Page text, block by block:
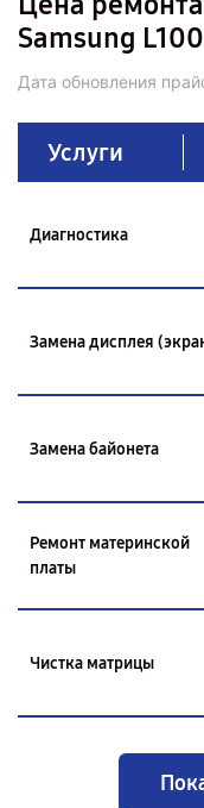
Samsung
Дата обновления
Услуги
Диагностика
Замена дисплея
Замена байонета
Ремонт материнской
платы
Чистка матрицы